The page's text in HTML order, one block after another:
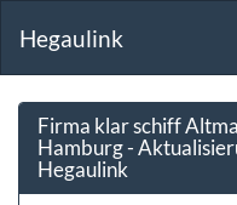
Hegaulink
Firma klar schiff
Hamburg -
Hegaulink